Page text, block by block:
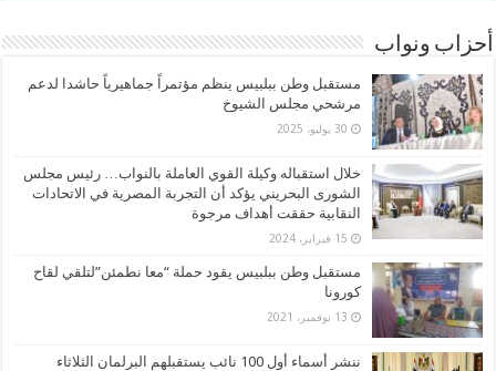
أحزاب ونواب
مستقبل وطن ببلبيس ينظم مؤتمراً جماهيرياً حاشدا لدعم
مرشحي مجلس الشيوخ
30 يوليو، 2025
خلال استقباله وكيلة القوي العاملة بالنواب… رئيس مجلس
الشورى البحريني يؤكد أن التجربة المصرية في الاتحادات
النقابية حققت أهداف مرجوة
15 فبراير، 2024
مستقبل وطن ببلبيس يقود حملة “معا نطمئن”لتلقي لقاح
كورونا
13 نوفمبر، 2021
ننشر أسماء أول 100 نائب يستقبلهم البرلمان الثلاثاء